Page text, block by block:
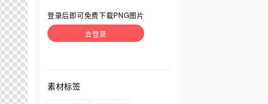
登录后即可免费下载PNG图片
去登录
素材标签